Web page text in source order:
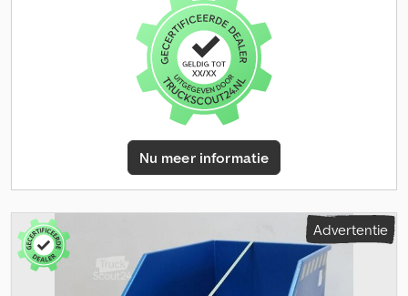
Nu meer informatie
Advertentie